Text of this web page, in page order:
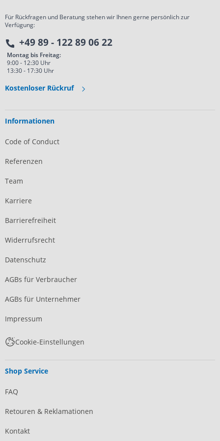
Für Rückfragen und Beratung stehen wir Ihnen gerne persönlich zur
Verfügung:
+49 89 - 122 89 06 22
Montag bis Freitag:
9:00 - 12:30 Uhr
13:30 - 17:30 Uhr
Kostenloser Rückruf
Informationen
Code of Conduct
Referenzen
Team
Karriere
Barrierefreiheit
Widerrufsrecht
Datenschutz
AGBs für Verbraucher
AGBs für Unternehmer
Impressum
Cookie-Einstellungen
Shop Service
FAQ
Retouren & Reklamationen
Kontakt